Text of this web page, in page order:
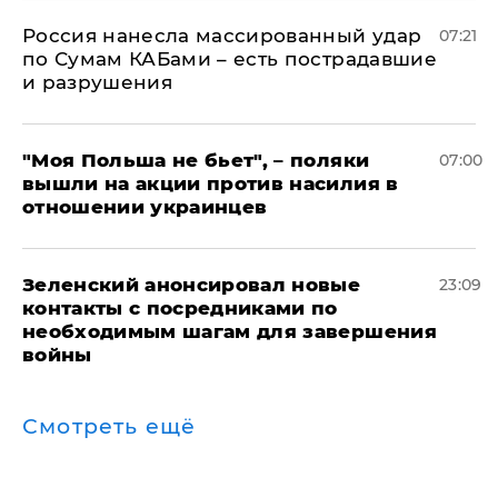
Россия нанесла массированный удар
по Сумам КАБами – есть пострадавшие
и разрушения
07:21
"Моя Польша не бьет", – поляки
вышли на акции против насилия в
отношении украинцев
07:00
Зеленский анонсировал новые
контакты с посредниками по
необходимым шагам для завершения
войны
23:09
Смотреть ещё